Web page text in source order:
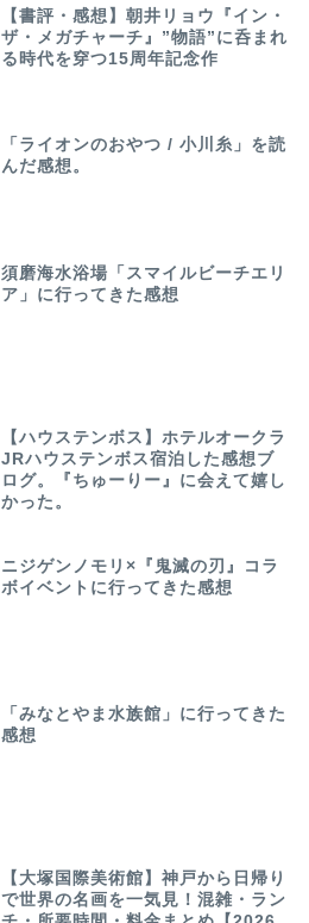
【書評・感想】朝井リョウ『イン・
ザ・メガチャーチ』”物語”に呑まれ
る時代を穿つ15周年記念作
「ライオンのおやつ / 小川糸」を読
んだ感想。
須磨海水浴場「スマイルビーチエリ
ア」に行ってきた感想
【ハウステンボス】ホテルオークラ
JRハウステンボス宿泊した感想ブ
ログ。『ちゅーりー』に会えて嬉し
かった。
ニジゲンノモリ×『鬼滅の刃』コラ
ボイベントに行ってきた感想
「みなとやま水族館」に行ってきた
感想
【大塚国際美術館】神戸から日帰り
で世界の名画を一気見！混雑・ラン